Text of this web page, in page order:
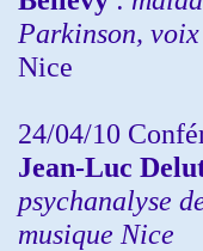
Parkinson,
Nice
24/04/10
Jean-Luc
psychanalyse
musique Nice